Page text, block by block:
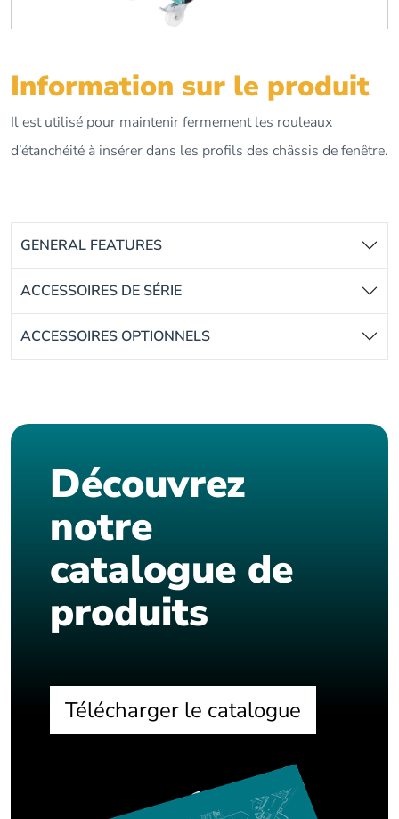
Information sur le produit
Il est utilisé pour maintenir fermement les rouleaux
d’étanchéité à insérer dans les profils des châssis de fenêtre.
GENERAL FEATURES
ACCESSOIRES DE SÉRIE
ACCESSOIRES OPTIONNELS
Découvrez
notre
catalogue de
produits
Télécharger le catalogue